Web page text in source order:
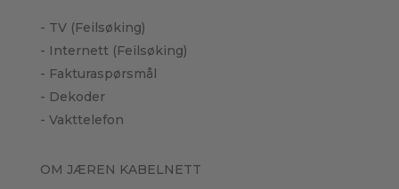
- TV (Feilsøking)
- Internett (Feilsøking)
- Fakturaspørsmål
- Dekoder
- Vakttelefon
OM JÆREN KABELNETT